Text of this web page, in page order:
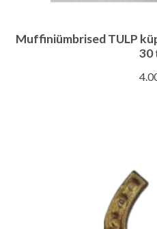
Muffiniümbrised TULP
30